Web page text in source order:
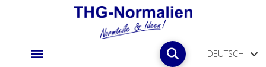
DEUTSCH